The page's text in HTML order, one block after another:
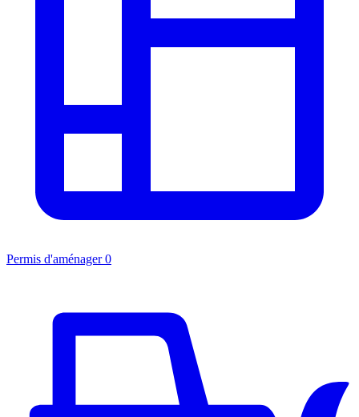
Permis d'aménager 0